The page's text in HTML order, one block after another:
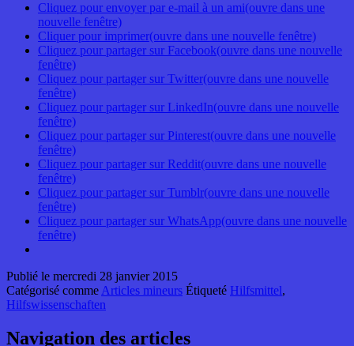
Cliquez pour envoyer par e-mail à un ami(ouvre dans une
nouvelle fenêtre)
Cliquer pour imprimer(ouvre dans une nouvelle fenêtre)
Cliquez pour partager sur Facebook(ouvre dans une nouvelle
fenêtre)
Cliquez pour partager sur Twitter(ouvre dans une nouvelle
fenêtre)
Cliquez pour partager sur LinkedIn(ouvre dans une nouvelle
fenêtre)
Cliquez pour partager sur Pinterest(ouvre dans une nouvelle
fenêtre)
Cliquez pour partager sur Reddit(ouvre dans une nouvelle
fenêtre)
Cliquez pour partager sur Tumblr(ouvre dans une nouvelle
fenêtre)
Cliquez pour partager sur WhatsApp(ouvre dans une nouvelle
fenêtre)
Publié le mercredi 28 janvier 2015
Catégorisé comme Articles mineurs Étiqueté Hilfsmittel,
Hilfswissenschaften
Navigation des articles